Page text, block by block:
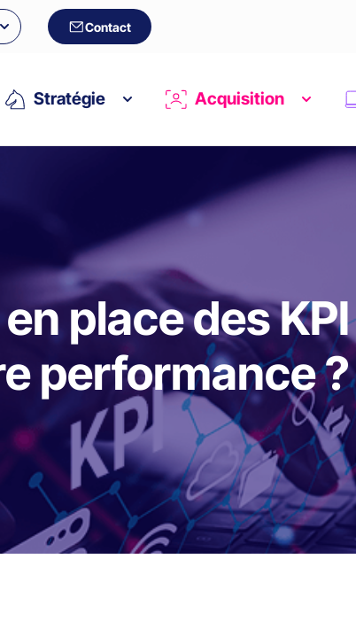
Contact
Stratégie Acquisition
place des
performance ?